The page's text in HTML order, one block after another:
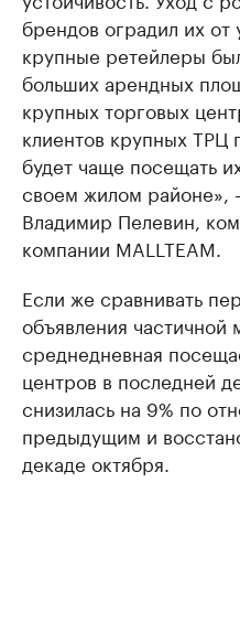
брендов оградил их от
крупные ретейлеры
больших арендных
крупных торговых
клиентов крупных ТРЦ
будет чаще посещать
своем жилом районе»,
Владимир Пелевин,
компании МALLTEAM.
Если же сравнивать
объявления частичной
среднедневная
центров в последней
снизилась на 9% по
предыдущим и
декаде октября.